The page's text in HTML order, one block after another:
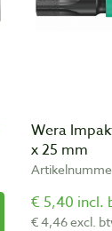
Wera
x 25 mm
€ 5,40 incl.
€ 4,46 excl.